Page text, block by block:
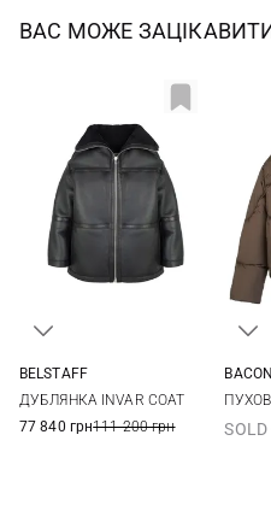
ВАС МОЖЕ
BELSTAFF
ДУБЛЯНКА INVAR COAT
77 840 грн111 200 грн
BACON
SOLD